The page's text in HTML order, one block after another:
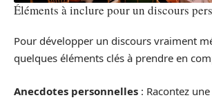
Éléments à inclure pour un discours
Pour développer un discours vraiment
quelques éléments clés à prendre en
Anecdotes personnelles : Racontez